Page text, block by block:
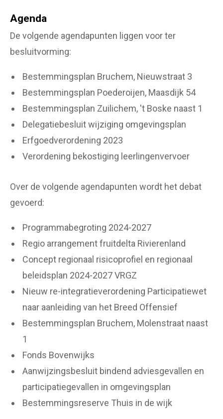
Agenda
De volgende agendapunten liggen voor ter
besluitvorming:
Bestemmingsplan Bruchem, Nieuwstraat 3
Bestemmingsplan Poederoijen, Maasdijk 54
Bestemmingsplan Zuilichem, 't Boske naast 1
Delegatiebesluit wijziging omgevingsplan
Erfgoedverordening 2023
Verordening bekostiging leerlingenvervoer
Over de volgende agendapunten wordt het debat
gevoerd:
Programmabegroting 2024-2027
Regio arrangement fruitdelta Rivierenland
Concept regionaal risicoprofiel en regionaal
beleidsplan 2024-2027 VRGZ
Nieuw re-integratieverordening Participatiewet
naar aanleiding van het Breed Offensief
Bestemmingsplan Bruchem, Molenstraat naast
1
Fonds Bovenwijks
Aanwijzingsbesluit bindend adviesgevallen en
participatiegevallen in omgevingsplan
Bestemmingsreserve Thuis in de wijk